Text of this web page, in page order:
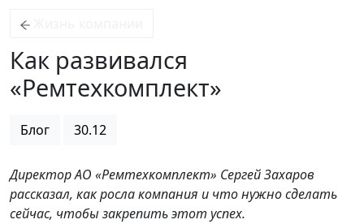
Как развивался
«Ремтехкомплект»
Блог 30.12
Директор АО «Ремтехкомплект» Сергей Захаров
рассказал, как росла компания и что нужно сделать
сейчас, чтобы закрепить этот успех.